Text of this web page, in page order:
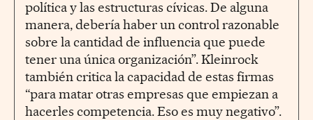
política y las estructuras cívicas. De alguna
manera, debería haber un control razonable
sobre la cantidad de influencia que puede
tener una única organización”. Kleinrock
también critica la capacidad de estas firmas
“para matar otras empresas que empiezan a
hacerles competencia. Eso es muy negativo”.